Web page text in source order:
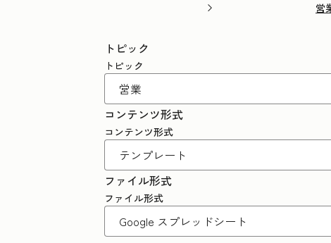
営
トピック
トピック
コンテンツ形式
コンテンツ形式
ファイル形式
ファイル形式